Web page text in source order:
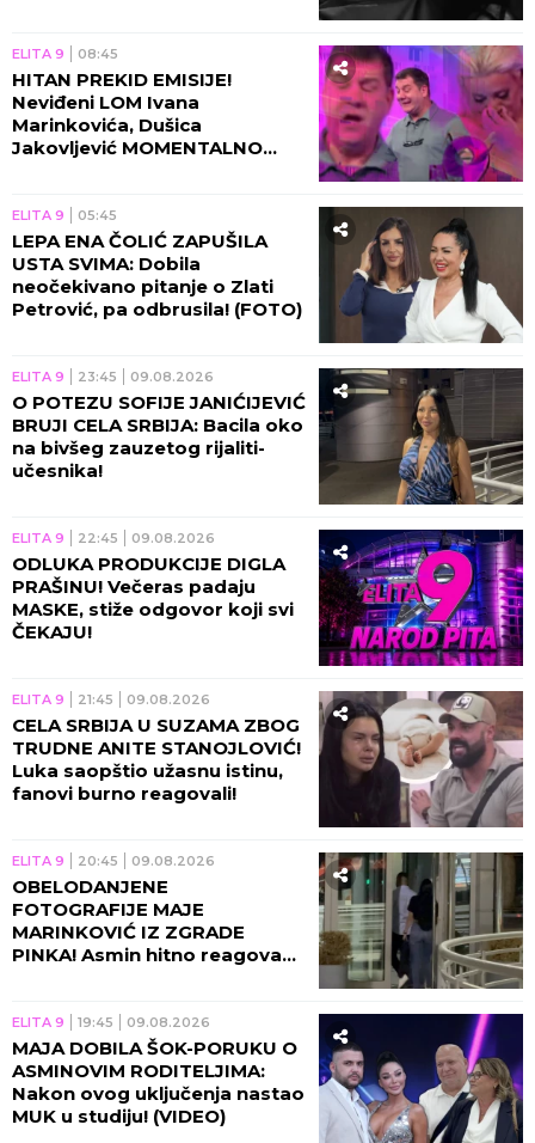
ELITA 9 08:45
HITAN PREKID EMISIJE!
Neviđeni LOM Ivana
Marinkovića, Dušica
Jakovljević MOMENTALNO
ELITA 9 05:45
LEPA ENA ČOLIĆ ZAPUŠILA
USTA SVIMA: Dobila
neočekivano pitanje o Zlati
Petrović, pa odbrusila! (FOTO)
ELITA 9 23:45 09.08.2026
O POTEZU SOFIJE JANIĆIJEVIĆ
BRUJI CELA SRBIJA: Bacila oko
na bivšeg zauzetog rijaliti-
učesnika!
ELITA 9 22:45 09.08.2026
ODLUKA PRODUKCIJE DIGLA
PRAŠINU! Večeras padaju
MASKE, stiže odgovor koji svi
ČEKAJU!
ELITA 9 21:45 09.08.2026
CELA SRBIJA U SUZAMA ZBOG
TRUDNE ANITE STANOJLOVIĆ!
Luka saopštio užasnu istinu,
fanovi burno reagovali!
ELITA 9 20:45 09.08.2026
OBELODANJENE
FOTOGRAFIJE MAJE
MARINKOVIĆ IZ ZGRADE
PINKA! Asmin hitno reagovao
ELITA 9 19:45 09.08.2026
MAJA DOBILA ŠOK-PORUKU O
ASMINOVIM RODITELJIMA:
Nakon ovog uključenja nastao
MUK u studiju! (VIDEO)